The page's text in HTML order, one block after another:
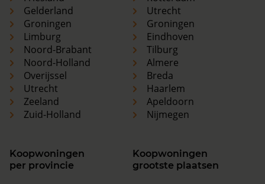
Gelderland
Groningen
Limburg
Noord-Brabant
Noord-Holland
Overijssel
Utrecht
Zeeland
Zuid-Holland
Utrecht
Groningen
Eindhoven
Tilburg
Almere
Breda
Haarlem
Apeldoorn
Nijmegen
Koopwoningen
per provincie
Koopwoningen
grootste plaatsen